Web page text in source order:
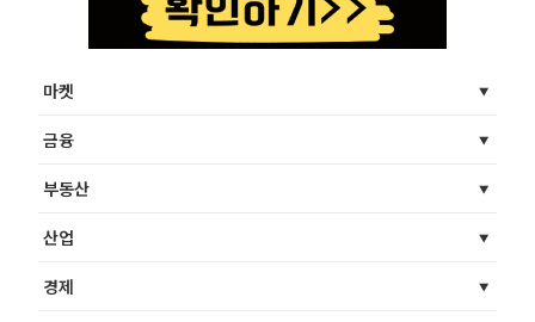
마켓
금융
부동산
산업
경제